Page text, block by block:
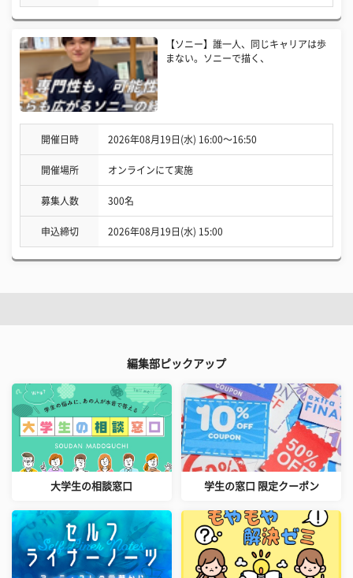
【ソニー】誰一人、同じキャリアは歩
まない。ソニーで描く、
開催日時 2026年08月19日(水) 16:00〜16:50
開催場所 オンラインにて実施
募集人数 300名
申込締切 2026年08月19日(水) 15:00
編集部ピックアップ
大学生の相談窓口 学生の窓口 限定クーポン